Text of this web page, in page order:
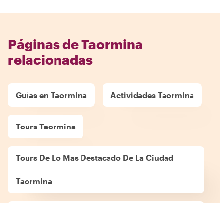
Páginas de Taormina
relacionadas
Guías en Taormina Actividades Taormina
Tours Taormina
Tours De Lo Mas Destacado De La Ciudad
Taormina